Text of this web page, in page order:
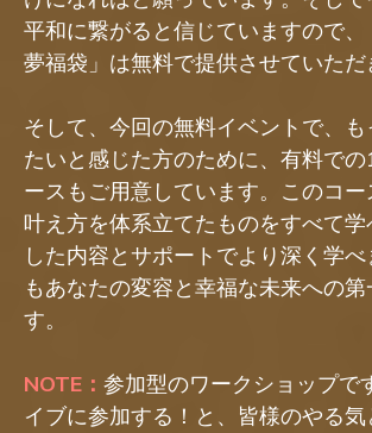
平和に繋がると信じていますので
夢福袋」は無料で提供させていただ
そして、今回の無料イベントで、
たいと感じた方のために、有料で
ースもご用意しています。このコ
叶え方を体系立てたものをすべて
した内容とサポートでより深く学
もあなたの変容と幸福な未来への第
す。
NOTE： 参加型のワークショップで
イブに参加する！と、皆様のやる